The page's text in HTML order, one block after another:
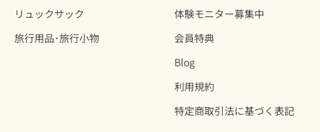
リュックサック
旅行用品･旅行小物
体験モニター募集中
会員特典
Blog
利用規約
特定商取引法に基づく表記